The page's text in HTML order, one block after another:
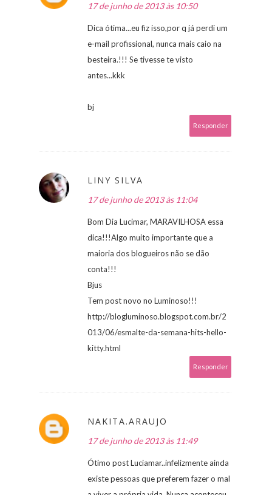
17 de junho de 2013 às 10:50
Dica ótima...eu fiz isso,por q já perdi um
e-mail profissional, nunca mais caio na
besteira.!!! Se tivesse te visto
antes...kkk
bj
Responder
LINY SILVA
17 de junho de 2013 às 11:04
Bom Dia Lucimar, MARAVILHOSA essa
dica!!!Algo muito importante que a
maioria dos blogueiros não se dão
conta!!!
Bjus
Tem post novo no Luminoso!!!
http://blogluminoso.blogspot.com.br/2
013/06/esmalte-da-semana-hits-hello-
kitty.html
Responder
NAKITA.ARAUJO
17 de junho de 2013 às 11:49
Ótimo post Luciamar..infelizmente ainda
existe pessoas que preferem fazer o mal